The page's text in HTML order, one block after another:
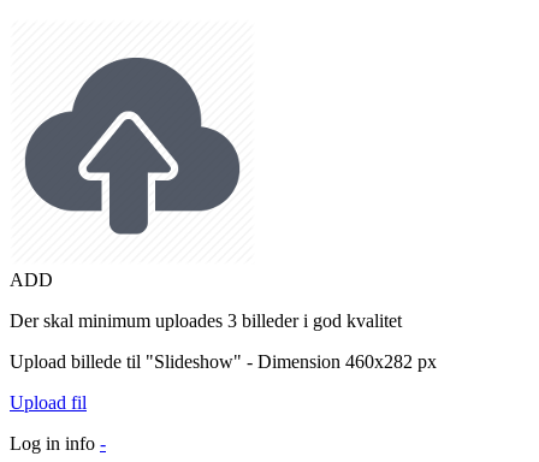
ADD
Der skal minimum uploades 3 billeder i god kvalitet
Upload billede til "Slideshow" - Dimension 460x282 px
Upload fil
Log in info -